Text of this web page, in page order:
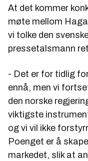
At det kommer
møte mellom
vi tolke den
pressetalsmann
- Det er for tidlig
ennå, men vi
den norske
viktigste
og vi vil ikke
Poenget er å
markedet, slik at